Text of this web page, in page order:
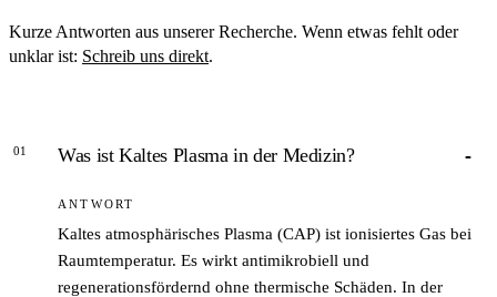
Kurze Antworten aus unserer Recherche. Wenn etwas fehlt oder
unklar ist: Schreib uns direkt.
01 Was ist Kaltes Plasma in der Medizin?
ANTWORT
Kaltes atmosphärisches Plasma (CAP) ist ionisiertes Gas bei
Raumtemperatur. Es wirkt antimikrobiell und
regenerationsfördernd ohne thermische Schäden. In der